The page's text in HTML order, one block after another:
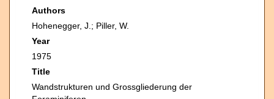
Authors
Hohenegger, J.; Piller, W.
Year
1975
Title
Wandstrukturen und Grossgliederung der